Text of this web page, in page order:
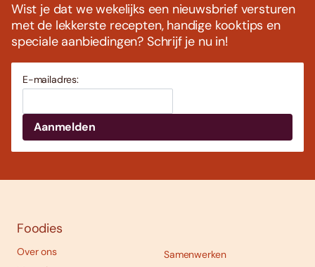
Wist je dat we wekelijks een nieuwsbrief versturen
met de lekkerste recepten, handige kooktips en
speciale aanbiedingen? Schrijf je nu in!
E-mailadres:
Foodies
Over ons
Samenwerken